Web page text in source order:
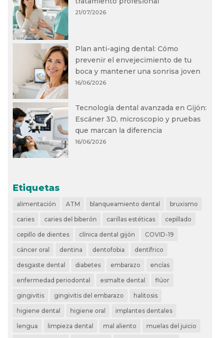
21/07/2026
Plan anti-aging dental: Cómo
prevenir el envejecimiento de tu
boca y mantener una sonrisa joven
16/06/2026
Tecnología dental avanzada en Gijón:
Escáner 3D, microscopio y pruebas
que marcan la diferencia
16/06/2026
Etiquetas
alimentación ATM blanqueamiento dental bruxismo
caries caries del biberón carillas estéticas cepillado
cepillo de dientes clínica dental gijón COVID-19
cáncer oral dentina dentofobia dentífrico
desgaste dental diabetes embarazo encías
enfermedad periodontal esmalte dental flúor
gingivitis gingivitis del embarazo halitosis
higiene dental higiene oral implantes dentales
lengua limpieza dental mal aliento muelas del juicio